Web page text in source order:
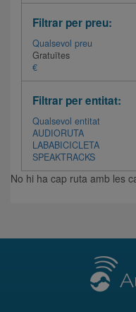
Filtrar per preu:
Qualsevol preu
Gratuïtes
€
Filtrar per entitat:
Qualsevol entitat
AUDIORUTA
LABABICICLETA
SPEAKTRACKS
No hi ha cap ruta amb les